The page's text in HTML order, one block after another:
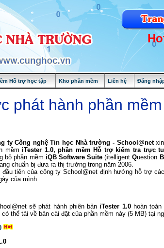
Hỗ trợ học tập Kho phần mềm Liên hệ Đăng
phát hành phần
ty Công nghệ Tin học Nhà trường - School@netxin
mềm iTester 1.0, phần mềm Hỗ trợ kiểm tra trực
bộ phần mềm iQB Software Suite (itelligentQuestion B
chuẩn bị đưa ra thị trường trong năm 2006.
đầu tiên của công ty School@net định hướng hỗ trợ
của mình.
sẽ phát hành phiên bản iTester 1.0 hoàn toàn
thể tải về bản cài đặt của phần mềm này (5 MB) tại